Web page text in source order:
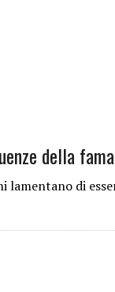
della
lamentano di